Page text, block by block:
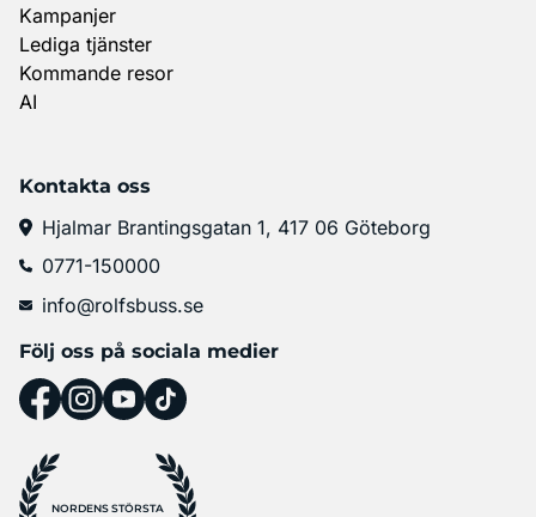
Kampanjer
Lediga tjänster
Kommande resor
AI
Kontakta oss
Hjalmar Brantingsgatan 1, 417 06 Göteborg
0771-150000
info@rolfsbuss.se
Följ oss på sociala medier
NORDENS STÖRSTA